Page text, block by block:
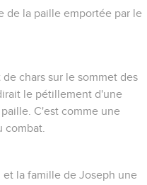
de la paille emportée par le
chars sur le sommet des
le pétillement d'une
C'est comme une
combat.
et la famille de Joseph une